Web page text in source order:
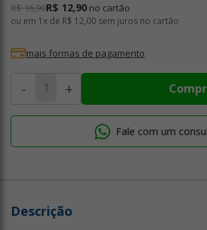
R$ 16,90R$ 12,90 no cartão
ou em 1x de R$ 12,00 sem juros no cartão
mais formas de pagamento
- +
Fale com um
Descrição